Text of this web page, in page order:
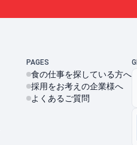
PAGES
食の仕事を探している方へ
採用をお考えの企業様へ
よくあるご質問